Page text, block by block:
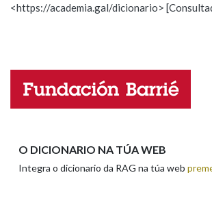
OUTRAS OPCIÓNS DE BUSCA
Pertence a
LIMPAR
Propoño mellorar a definición
Nome
<https://academia.gal/dicionario>
O DICIONARIO NA TÚA WEB
Integra o dicionario da RAG na túa web